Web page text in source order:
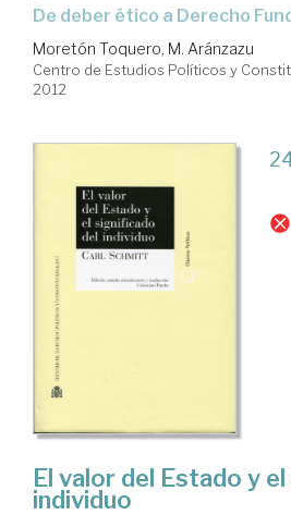
de deber ético a Derecho
Moretón Toquero, M. Aránzazu
Centro de Estudios Políticos y
2012
El valor del Estado y
individuo